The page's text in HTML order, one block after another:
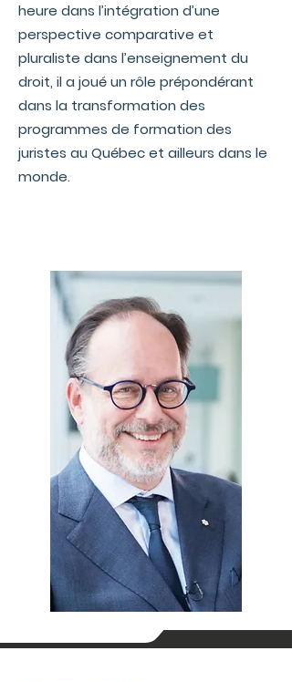
heure dans l’intégration d’une
perspective comparative et
pluraliste dans l’enseignement du
droit, il a joué un rôle prépondérant
dans la transformation des
programmes de formation des
juristes au Québec et ailleurs dans le
monde.